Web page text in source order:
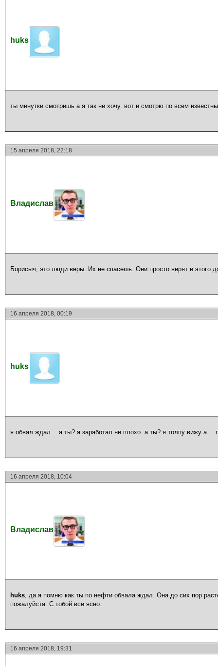
huks
ты минутки смотришь а я так не хочу. вот и смотрю по всем
15 апреля 2018, 22:18
Владислав
Борисыч, это люди веры. Их не спасешь. Они просто верят и этого
16 апреля 2018, 00:19
huks
я обвал ждал… а ты? я заработал не плохо. а ты? я толпу вижу а…
16 апреля 2018, 10:04
Владислав
huks, да я помню как ты по нефти обвала ждал. Она до сих пор
пожалуйста. С тобой все ясно.
16 апреля 2018, 19:31